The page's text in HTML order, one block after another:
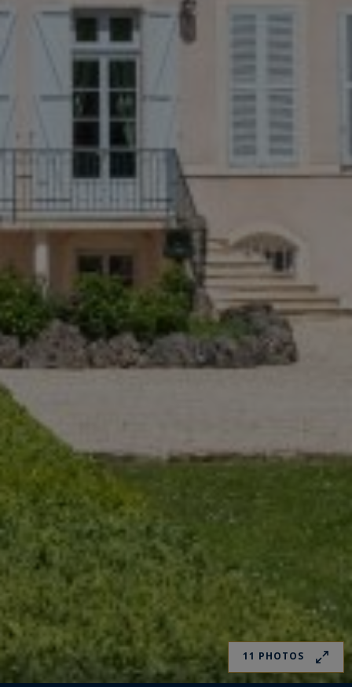
11 PHOTOS